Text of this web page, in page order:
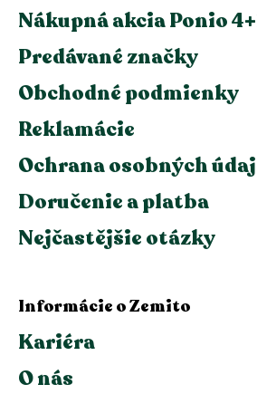
Nákupná akcia Ponio
Predávané značky
Obchodné podmienky
Reklamácie
Ochrana osobných
Doručenie a platba
Nejčastějšie otázky
Informácie o Zemito
Kariéra
O nás